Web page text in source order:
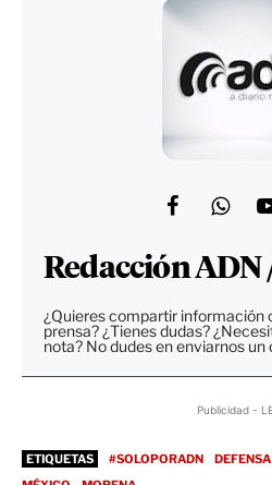
Redacción ADN
¿Quieres compartir información
prensa? ¿Tienes dudas?
nota? No dudes en enviarnos un
Publicidad -
ETIQUETAS #SOLOPORADN